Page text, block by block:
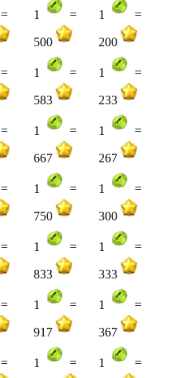
= 1 =
500
1 =
200
= 1 =
583
1 =
233
= 1 =
667
1 =
267
= 1 =
750
1 =
300
= 1 =
833
1 =
333
= 1 =
917
1 =
367
= 1 = 1 =